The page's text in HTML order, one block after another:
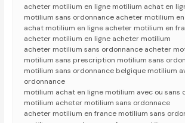
acheter motilium en ligne motilium achat en
motilium sans ordonnance acheter motilium
achat motilium en ligne acheter motilium en
acheter motilium en ligne acheter motilium
acheter motilium sans ordonnance acheter
motilium sans prescription motilium sans
motilium sans ordonnance belgique motilium
ordonnance
motilium achat en ligne motilium avec ou sans
motilium acheter motilium sans ordonnace
acheter motilium en france motilium sans